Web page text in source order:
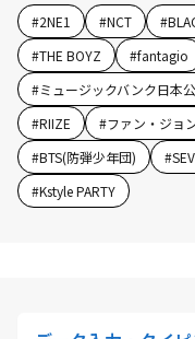
#2NE1 #NCT #
#THE BOYZ #fantagio
#ミュージックバンク日本
#RIIZE #ファン・ジョ
#BTS(防弾少年団) #
#Kstyle PARTY